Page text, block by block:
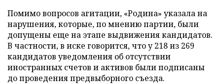
Помимо вопросов агитации, «Родина» указала на
нарушения, которые, по мнению партии, были
допущены еще на этапе выдвижения кандидатов.
В частности, в иске говорится, что у 218 из 269
кандидатов уведомления об отсутствии
иностранных счетов и активов были подписаны
до проведения предвыборного съезда.